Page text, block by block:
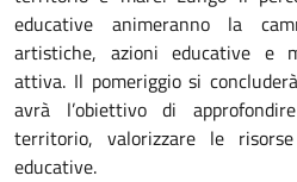
educative animeranno la
artistiche, azioni educative e
attiva. Il pomeriggio si
avrà l’obiettivo di
territorio, valorizzare le
educative.